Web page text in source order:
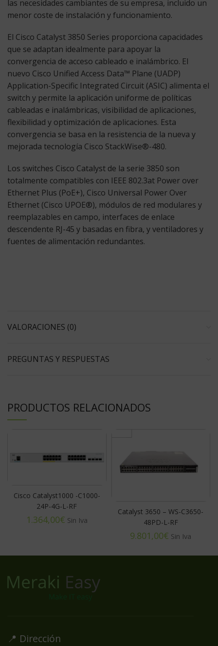
las necesidades cambiantes de su empresa, incluido un
menor coste de instalación y funcionamiento.
El Cisco Catalyst 3850 Series proporciona capacidades
que se adaptan idealmente para apoyar la
convergencia de acceso cableado e inalámbrico. El
nuevo Cisco Unified Access Data™ Plane (UADP)
Application-Specific Integrated Circuit (ASIC) alimenta el
switch y permite la aplicación uniforme de políticas
cableadas e inalámbricas, visibilidad de aplicaciones,
flexibilidad y optimización de aplicaciones. Esta
convergencia se basa en la resistencia de la nueva y
mejorada tecnología Cisco StackWise®-480.
Los switches Cisco Catalyst de la serie 3850 son
totalmente compatibles con IEEE 802.3at Power over
Ethernet Plus (PoE+), Cisco Universal Power Over
Ethernet (Cisco UPOE®), módulos de red modulares y
reemplazables en campo, interfaces de enlace
descendente RJ-45 y basadas en fibra, y ventiladores y
fuentes de alimentación redundantes.
VALORACIONES (0)
PREGUNTAS Y RESPUESTAS
PRODUCTOS RELACIONADOS
Cisco Catalyst1000 -C1000-
24P-4G-L-RF
€
Catalyst 3650 – WS-C3650-
48PD-L-RF
€
📍 Dirección